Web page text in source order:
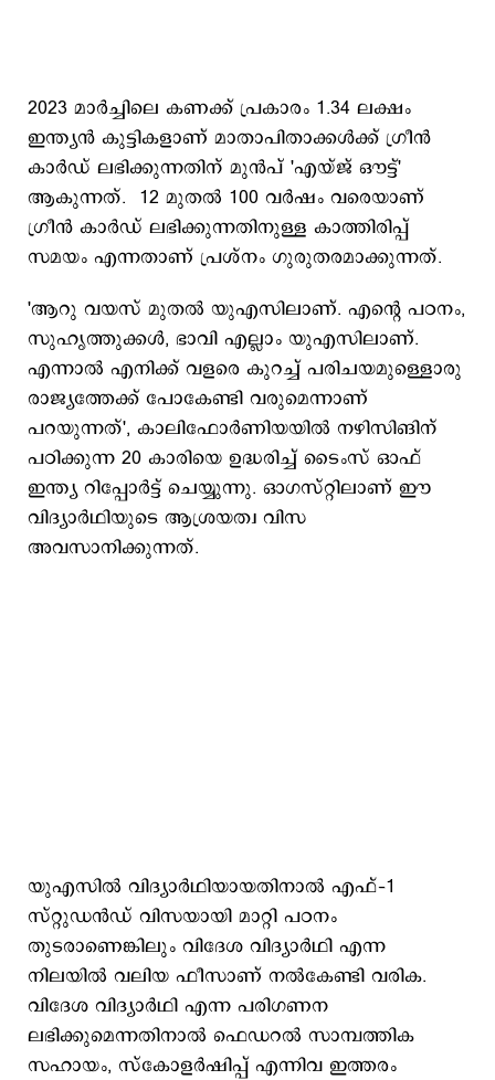
2023 മാര്‍ച്ചിലെ കണക്ക് പ്രകാരം 1.34 ലക്ഷം
ഇന്ത്യന്‍ കുട്ടികളാണ് മാതാപിതാക്കള്‍ക്ക് ഗ്രീന്‍
കാര്‍ഡ് ലഭിക്കുന്നതിന് മുന്‍പ് 'എയ്ജ് ഔട്ട്'
ആകുന്നത്. 12 മുതല്‍ 100 വര്‍ഷം വരെയാണ്
ഗ്രീന്‍ കാര്‍ഡ് ലഭിക്കുന്നതിനുള്ള കാത്തിരിപ്പ്
സമയം എന്നതാണ് പ്രശ്നം ഗുരുതരമാക്കുന്നത്.
'ആറു വയസ് മുതല്‍ യുഎസിലാണ്. എന്‍റെ പഠനം,
സുഹൃത്തുക്കള്‍, ഭാവി എല്ലാം യുഎസിലാണ്.
എന്നാല്‍ എനിക്ക് വളരെ കുറച്ച് പരിചയമുള്ളൊരു
രാജ്യത്തേക്ക് പോകേണ്ടി വരുമെന്നാണ്
പറയുന്നത്', കാലിഫോര്‍ണിയയില്‍ നഴിസിങിന്
പഠിക്കുന്ന 20 കാരിയെ ഉദ്ധരിച്ച് ടൈംസ് ഓഫ്
ഇന്ത്യ റിപ്പോര്‍ട്ട് ചെയ്യുന്നു. ഓഗസ്റ്റിലാണ് ഈ
വിദ്യാര്‍ഥിയുടെ ആശ്രയത്വ വിസ
അവസാനിക്കുന്നത്.
യുഎസില്‍ വിദ്യാര്‍ഥിയായതിനാല്‍ എഫ്–1
സ്റ്റുഡന്‍ഡ് വിസയായി മാറ്റി പഠനം
തുടരാണെങ്കിലും വിദേശ വിദ്യാര്‍ഥി എന്ന
നിലയില്‍ വലിയ ഫീസാണ് നല്‍കേണ്ടി വരിക.
വിദേശ വിദ്യാര്‍ഥി എന്ന പരിഗണന
ലഭിക്കുമെന്നതിനാല്‍ ഫെഡറല്‍ സാമ്പത്തിക
സഹായം, സ്കോളര്‍ഷിപ്പ് എന്നിവ ഇത്തരം